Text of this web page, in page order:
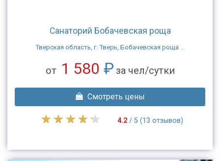
Санаторий Бобачевская роща
Тверская область, г. Тверь, Бобачевская роща ...
от 1 580 ₽ за чел/сутки
Смотреть цены
4.2/ 5 (13 отзывов)